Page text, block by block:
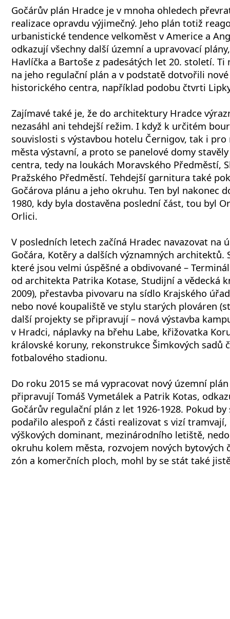
Gočárův plán Hradce je v mnoha ohledech
realizace opravdu výjimečný. Jeho plán totiž
urbanistické tendence velkoměst v Americe a
odkazují všechny další územní a upravovací
Havlíčka a Bartoše z padesátých let 20. století. Ti
na jeho regulační plán a v podstatě dotvořili
historického centra, například podobu čtvrti
Zajímavé také je, že do architektury Hradce
nezasáhl ani tehdejší režim. I když k určitém
souvislosti s výstavbou hotelu Černigov, tak i
města výstavní, a proto se panelové domy
centra, tedy na loukách Moravského Předměstí,
Pražského Předměstí. Tehdejší garnitura také
Gočárova plánu a jeho okruhu. Ten byl nakonec
1980, kdy byla dostavěna poslední část, tou byl
Orlici.
V posledních letech začíná Hradec navazovat na
Gočára, Kotěry a dalších významných architektů.
které jsou velmi úspěšné a obdivované –
od architekta Patrika Kotase, Studijní a vědecká
2009), přestavba pivovaru na sídlo Krajského
nebo nové koupaliště ve stylu starých plováren
další projekty se připravují – nová výstavba
v Hradci, náplavky na břehu Labe, křižovatka
královské koruny, rekonstrukce Šimkových sadů
fotbalového stadionu.
Do roku 2015 se má vypracovat nový územní
připravují Tomáš Vymetálek a Patrik Kotas,
Gočárův regulační plán z let 1926-1928. Pokud
podařilo alespoň z části realizovat s vizí
výškových dominant, mezinárodního letiště,
okruhu kolem města, rozvojem nových bytových
zón a komerčních ploch, mohl by se stát také